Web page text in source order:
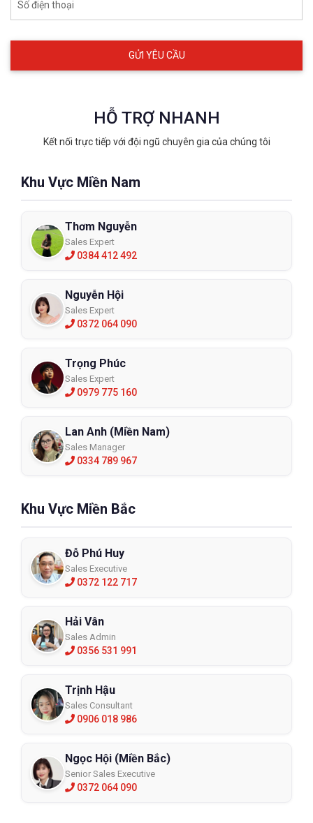
thêm các thông tin chi tiết và được tư vấn rõ hơn vui lòng liên
Số điện thoại
HỖ TRỢ NHANH
Kết nối trực tiếp với đội ngũ chuyên gia của chúng tôi
Khu Vực Miền Nam
Thơm Nguyễn
Sales Expert
0384 412 492
Nguyễn Hội
Sales Expert
0372 064 090
Trọng Phúc
Sales Expert
0979 775 160
Lan Anh (Miền Nam)
Sales Manager
0334 789 967
Khu Vực Miền Bắc
Đỗ Phú Huy
Sales Executive
0372 122 717
Hải Vân
Sales Admin
0356 531 991
Trịnh Hậu
Sales Consultant
0906 018 986
Ngọc Hội (Miền Bắc)
Senior Sales Executive
0372 064 090